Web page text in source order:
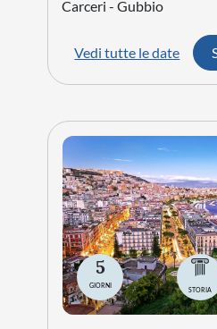
e Matera -
inverno
Città da visitare:Bari -
Locorotondo - Lecce -
Vedi tutte le date